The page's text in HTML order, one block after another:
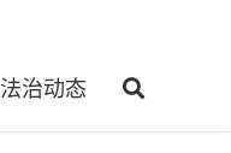
法治动态